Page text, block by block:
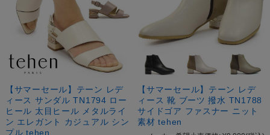
【サマーセール】テーン レデ
ィース サンダル TN1794 ロー
ヒール 太目ヒール メタルライ
ン エレガント カジュアル シン
プル tehen
【サマーセール】テーン レデ
ィース 靴 ブーツ 撥水 TN1788
サイドゴア ファスナー ニット
素材 tehen